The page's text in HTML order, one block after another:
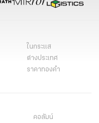
ในกระแส
ต่างประเทศ
ราคาทองคำ
คอลัมน์